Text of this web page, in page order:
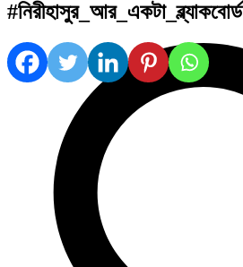
#নিরীহাসুর_আর_একটা_ব্ল্যাকবোর্ড